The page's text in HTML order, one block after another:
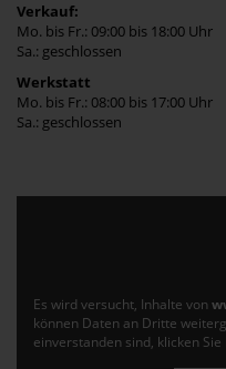
Verkauf:
Mo. bis Fr.: 09:00 bis 18:00 Uhr
Sa.: geschlossen
Werkstatt
Mo. bis Fr.: 08:00 bis 17:00 Uhr
Sa.: geschlossen
Es wird versucht, Inhalte von
können Daten an Dritte
einverstanden sind, klicken